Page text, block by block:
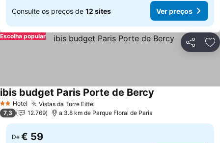
Consulte os preços de 12 sites Ver preços
Partilhar
Escolha popular
2 Estrelas
Hotel Vistas da Torre Eiffel
ibis budget Paris Porte de Bercy
7,3 12.769 a 3.8 km de Parque Floral de Paris
De € 59